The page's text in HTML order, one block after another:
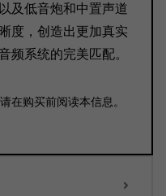
及低音炮和中置声道
度，创造出更加真实
频系统的完美匹配。
在购买前阅读本信息。